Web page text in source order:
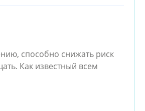
способно снижать риск
Как известный всем